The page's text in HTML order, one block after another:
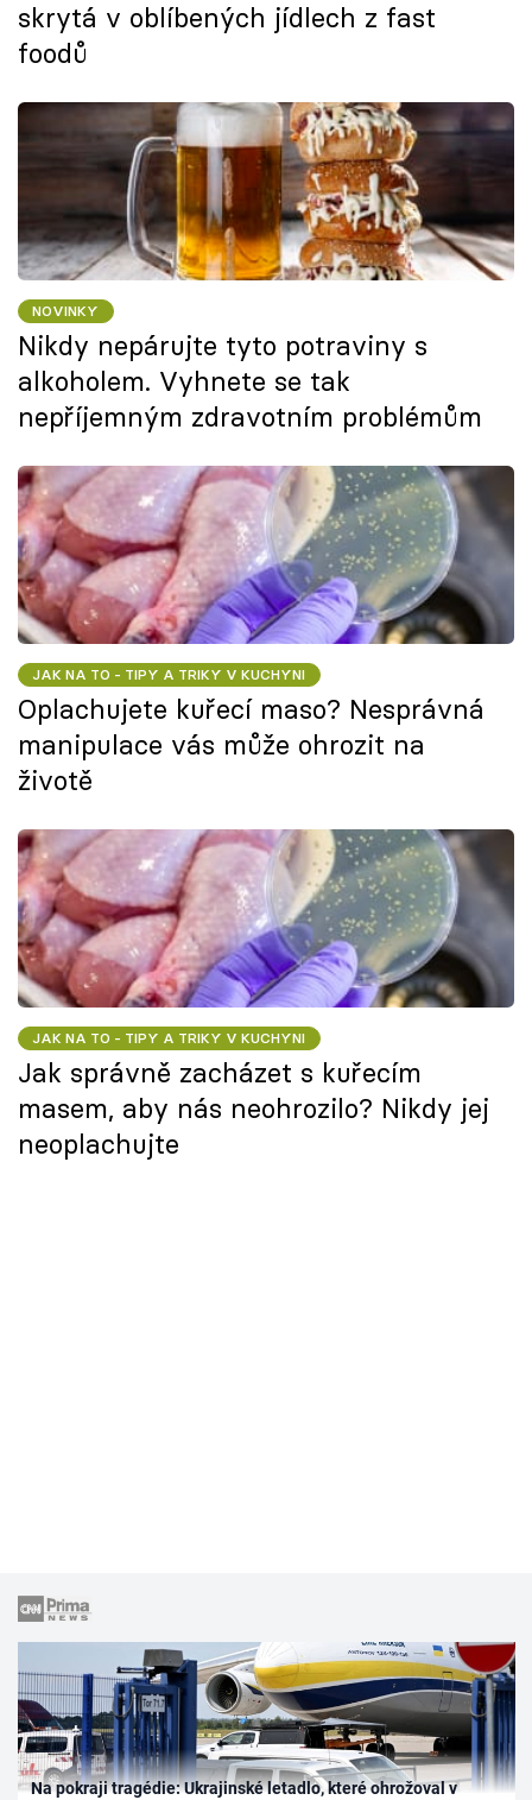
skrytá v oblíbených jídlech z fast
foodů
NOVINKY
Nikdy nepárujte tyto potraviny s
alkoholem. Vyhnete se tak
nepříjemným zdravotním problémům
JAK NA TO - TIPY A TRIKY V KUCHYNI
Oplachujete kuřecí maso? Nesprávná
manipulace vás může ohrozit na
životě
JAK NA TO - TIPY A TRIKY V KUCHYNI
Jak správně zacházet s kuřecím
masem, aby nás neohrozilo? Nikdy jej
neoplachujte
Na pokraji tragédie: Ukrajinské letadlo, které ohrožoval v